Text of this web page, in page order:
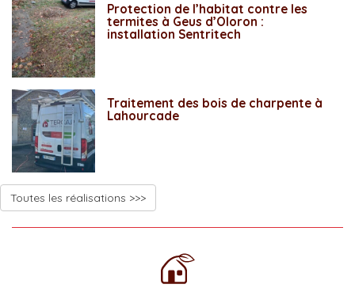
Protection de l’habitat contre les
termites à Geus d’Oloron :
installation Sentritech
Traitement des bois de charpente à
Lahourcade
Toutes les réalisations >>>